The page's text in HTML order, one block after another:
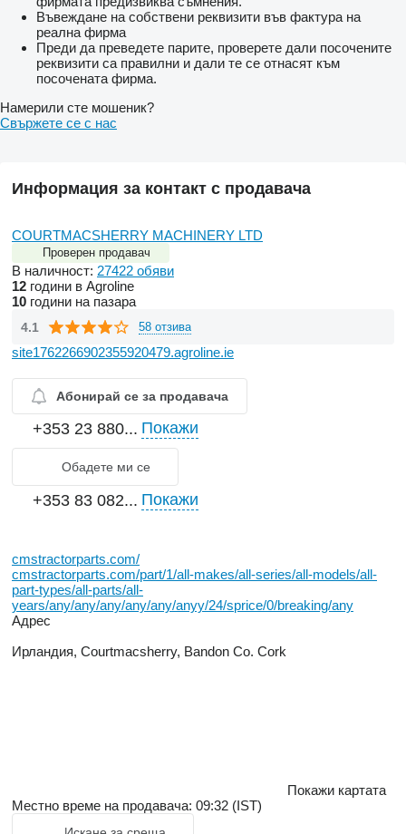
Въвеждане на собствени реквизити във фактура на
реална фирма
Преди да преведете парите, проверете дали посочените
реквизити са правилни и дали те се отнасят към
посочената фирма.
Намерили сте мошеник?
Свържете се с нас
Информация за контакт с продавача
COURTMACSHERRY MACHINERY LTD
Проверен продавач
В наличност: 27422 обяви
12 години в Agroline
10 години на пазара
4.1 58 отзива
site1762266902355920479.agroline.ie
Абонирай се за продавача
+353 23 880... Покажи
Обадете ми се
+353 83 082... Покажи
cmstractorparts.com/
cmstractorparts.com/part/1/all-makes/all-series/all-models/all-
part-types/all-parts/all-
years/any/any/any/any/any/anyy/24/sprice/0/breaking/any
Адрес
Ирландия, Courtmacsherry, Bandon Co. Cork
Покажи картата
Местно време на продавача: 09:32 (IST)